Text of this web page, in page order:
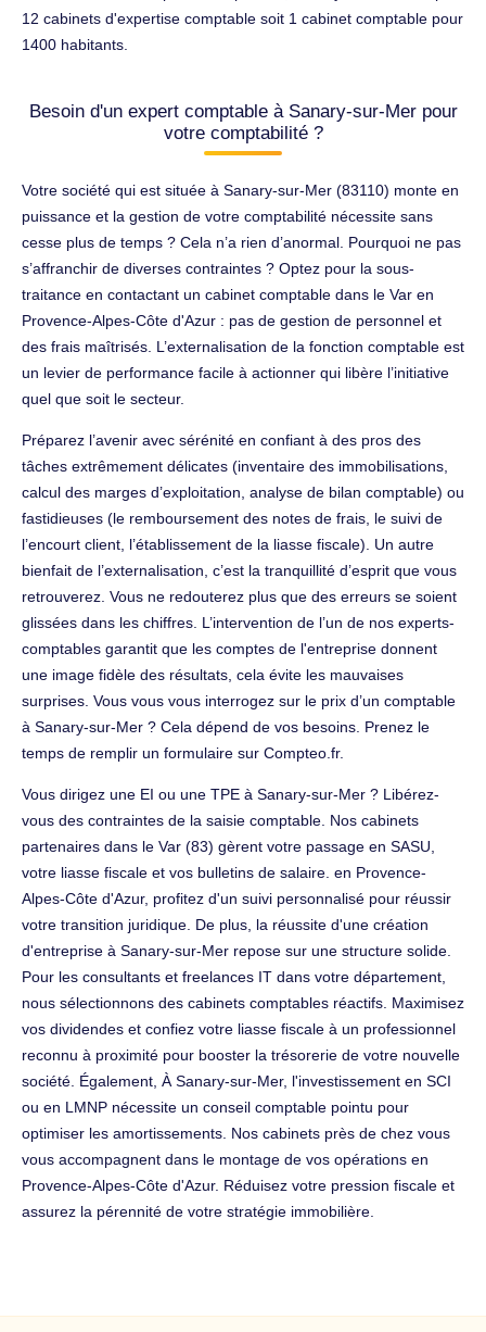
12 cabinets d'expertise comptable soit 1 cabinet comptable pour
1400 habitants.
Besoin d'un expert comptable à Sanary-sur-Mer pour
votre comptabilité ?
Votre société qui est située à Sanary-sur-Mer (83110) monte en
puissance et la gestion de votre comptabilité nécessite sans
cesse plus de temps ? Cela n’a rien d’anormal. Pourquoi ne pas
s’affranchir de diverses contraintes ? Optez pour la sous-
traitance en contactant un cabinet comptable dans le Var en
Provence-Alpes-Côte d'Azur : pas de gestion de personnel et
des frais maîtrisés. L’externalisation de la fonction comptable est
un levier de performance facile à actionner qui libère l’initiative
quel que soit le secteur.
Préparez l’avenir avec sérénité en confiant à des pros des
tâches extrêmement délicates (inventaire des immobilisations,
calcul des marges d’exploitation, analyse de bilan comptable) ou
fastidieuses (le remboursement des notes de frais, le suivi de
l’encourt client, l’établissement de la liasse fiscale). Un autre
bienfait de l’externalisation, c’est la tranquillité d’esprit que vous
retrouverez. Vous ne redouterez plus que des erreurs se soient
glissées dans les chiffres. L’intervention de l’un de nos experts-
comptables garantit que les comptes de l'entreprise donnent
une image fidèle des résultats, cela évite les mauvaises
surprises. Vous vous vous interrogez sur le prix d’un comptable
à Sanary-sur-Mer ? Cela dépend de vos besoins. Prenez le
temps de remplir un formulaire sur Compteo.fr.
Vous dirigez une EI ou une TPE à Sanary-sur-Mer ? Libérez-
vous des contraintes de la saisie comptable. Nos cabinets
partenaires dans le Var (83) gèrent votre passage en SASU,
votre liasse fiscale et vos bulletins de salaire. en Provence-
Alpes-Côte d'Azur, profitez d'un suivi personnalisé pour réussir
votre transition juridique. De plus, la réussite d'une création
d'entreprise à Sanary-sur-Mer repose sur une structure solide.
Pour les consultants et freelances IT dans votre département,
nous sélectionnons des cabinets comptables réactifs. Maximisez
vos dividendes et confiez votre liasse fiscale à un professionnel
reconnu à proximité pour booster la trésorerie de votre nouvelle
société. Également, À Sanary-sur-Mer, l'investissement en SCI
ou en LMNP nécessite un conseil comptable pointu pour
optimiser les amortissements. Nos cabinets près de chez vous
vous accompagnent dans le montage de vos opérations en
Provence-Alpes-Côte d'Azur. Réduisez votre pression fiscale et
assurez la pérennité de votre stratégie immobilière.